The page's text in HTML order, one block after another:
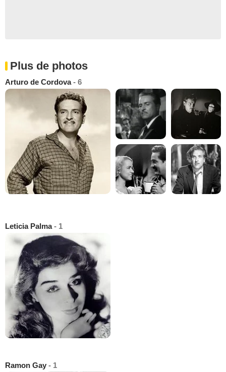
Plus de photos
Arturo de Cordova- 6
Leticia Palma- 1
Ramon Gay - 1